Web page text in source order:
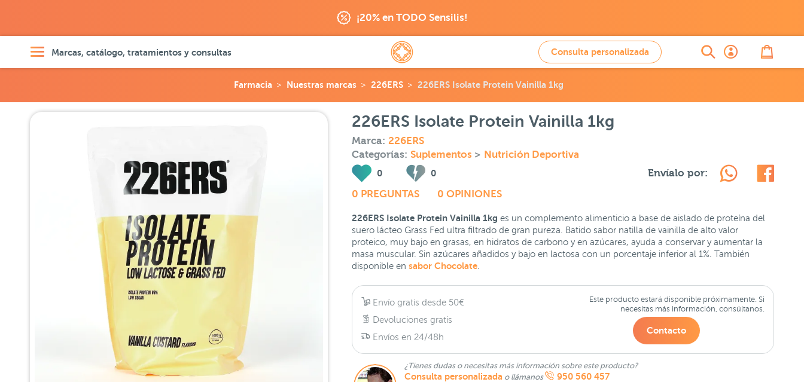
¡20% en TODO Sensilis!
Marcas, catálogo, tratamientos y consultas Consulta personalizada
Farmacia Nuestras marcas 226ERS 226ERS Isolate Protein Vainilla 1kg
226ERS Isolate Protein Vainilla 1kg
Marca: 226ERS
Categorías: Suplementos > Nutrición Deportiva
0 0
0 PREGUNTAS 0 OPINIONES
Envíalo por:
226ERS Isolate Protein Vainilla 1kg es un complemento alimenticio a base de aislado de proteína del
suero lácteo Grass Fed ultra filtrado de gran pureza. Batido sabor natilla de vainilla de alto valor
proteico, muy bajo en grasas, en hidratos de carbono y en azúcares, ayuda a conservar y aumentar la
masa muscular. Sin azúcares añadidos y bajo en lactosa con un porcentaje inferior al 1%. También
disponible en sabor Chocolate.
Envío gratis desde 50€
Devoluciones gratis
Envíos en 24/48h
Este producto estará disponible próximamente. Si
necesitas más información, consúltanos.
Contacto
¿Tienes dudas o necesitas más información sobre este producto?
Consulta personalizada o llámanos 950 560 457